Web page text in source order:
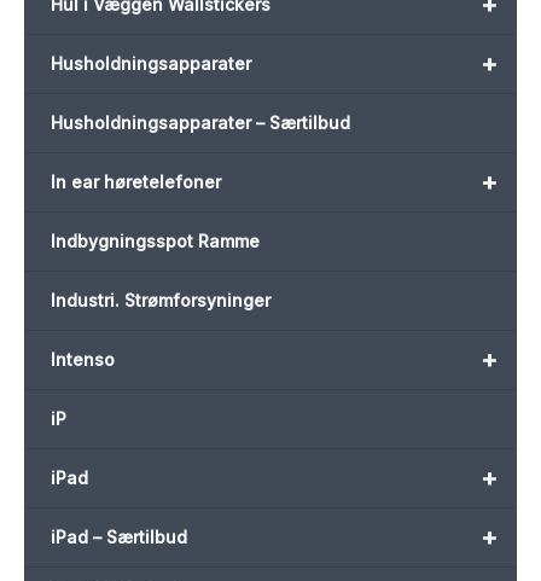
Hul i Væggen Wallstickers
+
Husholdningsapparater
Husholdningsapparater – Særtilbud
+
In ear høretelefoner
Indbygningsspot Ramme
Industri. Strømforsyninger
+
Intenso
iP
+
iPad
+
iPad – Særtilbud